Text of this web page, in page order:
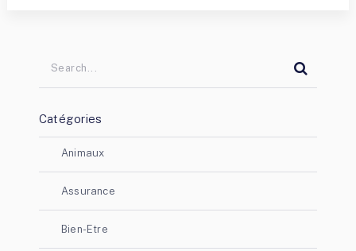
Catégories
Animaux
Assurance
Bien-Etre